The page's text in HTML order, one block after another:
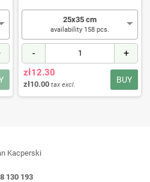
25x35 cm
availability 158 pcs.
- +
BUY
zł12.30
zł10.00 tax excl.
Kacperski
130 193